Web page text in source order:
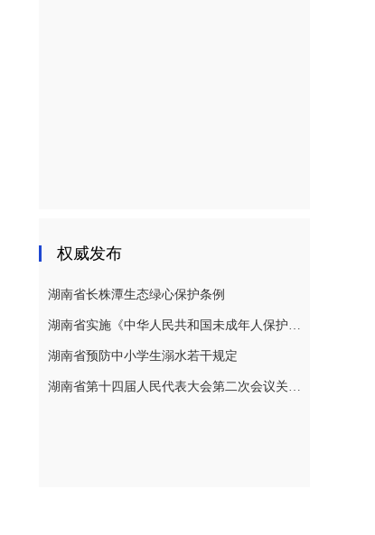
权威发布
湖南省长株潭生态绿心保护条例
湖南省实施《中华人民共和国未成年人保护法》若干规定
湖南省预防中小学生溺水若干规定
湖南省第十四届人民代表大会第二次会议关于湖南省人民代表大会常务委员会工作报告的决议